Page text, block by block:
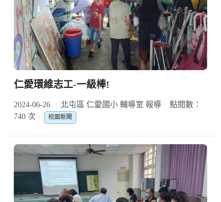
仁愛環維志工-一級棒!
2024-06-26 北屯區 仁愛國小 輔導室 報導
點閱數：
740 次
校園新聞